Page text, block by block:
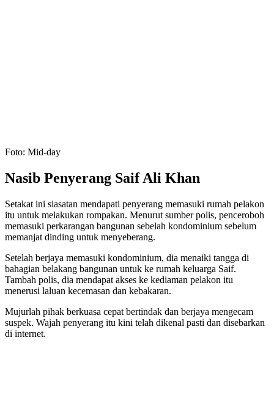
Foto: Mid-day
Nasib Penyerang Saif Ali Khan
Setakat ini siasatan mendapati penyerang memasuki rumah pelakon
itu untuk melakukan rompakan. Menurut sumber polis, penceroboh
memasuki perkarangan bangunan sebelah kondominium sebelum
memanjat dinding untuk menyeberang.
Setelah berjaya memasuki kondominium, dia menaiki tangga di
bahagian belakang bangunan untuk ke rumah keluarga Saif.
Tambah polis, dia mendapat akses ke kediaman pelakon itu
menerusi laluan kecemasan dan kebakaran.
Mujurlah pihak berkuasa cepat bertindak dan berjaya mengecam
suspek. Wajah penyerang itu kini telah dikenal pasti dan disebarkan
di internet.